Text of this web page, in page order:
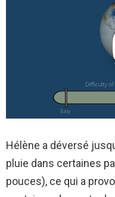
Hélène a déversé
pluie dans certaines
pouces), ce qui a